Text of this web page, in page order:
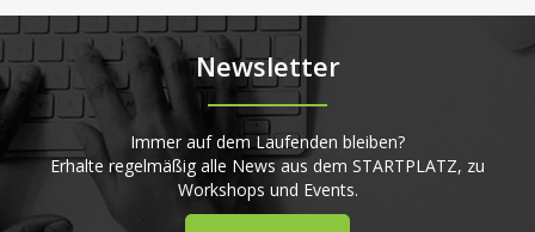
Newsletter
Immer auf dem Laufenden bleiben?
Erhalte regelmäßig alle News aus dem STARTPLATZ, zu
Workshops und Events.